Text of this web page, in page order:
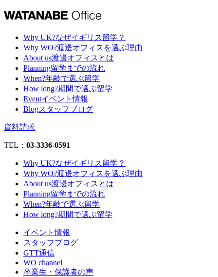
Why UK?なぜイギリス留学？
Why WO?渡邊オフィスを選ぶ理由
About us渡邊オフィスとは
Planning留学までの流れ
When?年齢で選ぶ留学
How long?期間で選ぶ留学
Eventイベント情報
Blogスタッフブログ
資料請求
TEL： 03-3336-0591
Why UK?なぜイギリス留学？
Why WO?渡邊オフィスを選ぶ理由
About us渡邊オフィスとは
Planning留学までの流れ
When?年齢で選ぶ留学
How long?期間で選ぶ留学
イベント情報
スタッフブログ
GTT通信
WO channel
卒業生・保護者の声